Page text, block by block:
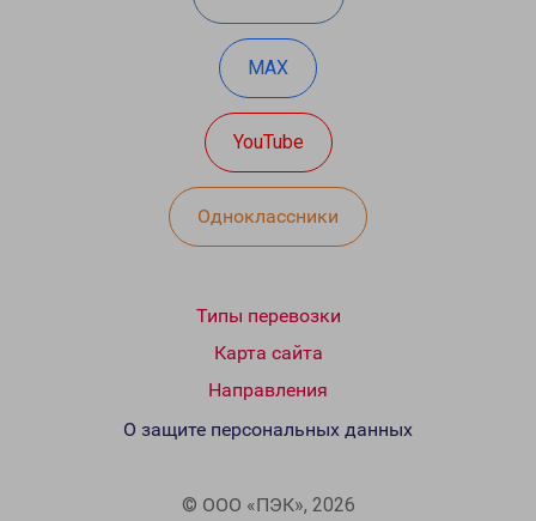
MAX
YouTube
Одноклассники
Типы перевозки
Карта сайта
Направления
© ООО «ПЭК», 2026
О защите персональных данных